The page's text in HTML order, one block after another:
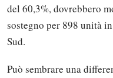
del 60,3%, dovrebbero
sostegno per 898 unità
Sud.
Può sembrare una